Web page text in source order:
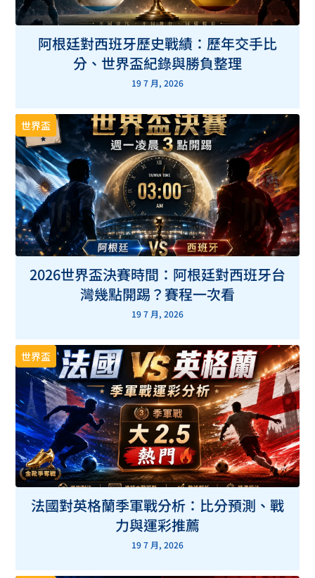
阿根廷對西班牙歷史戰績：歷年交手比
分、世界盃紀錄與勝負整理
19 7 月, 2026
世界盃
2026世界盃決賽時間：阿根廷對西班牙台
灣幾點開踢？賽程一次看
19 7 月, 2026
世界盃
法國對英格蘭季軍戰分析：比分預測、戰
力與運彩推薦
19 7 月, 2026